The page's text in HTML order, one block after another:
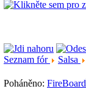
Seznam fór Salsa
Poháněno: FireBoard